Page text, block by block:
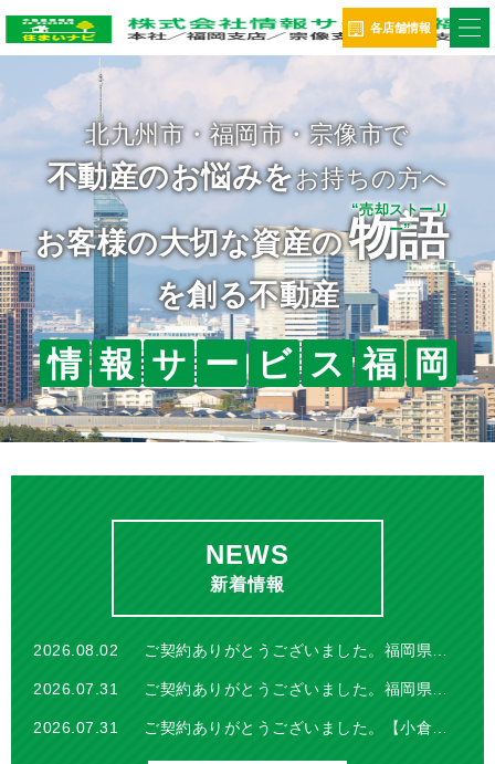
各店舗情報
北九州市・福岡市・宗像市で
お持ちの方へ
物語
“売却ストーリ
ー”
情 報 サ ー ビ ス 福 岡
戸建
マンショ
ン
土地 収益物件
相続 空き家
どんなお悩みでも当社へご相談下さい
経験豊富なスタッフが
正確に・誠実に対応致します！
｢地域密着｣
NEWS
新着情報
2026.08.02
2026.07.31
2026.07.31